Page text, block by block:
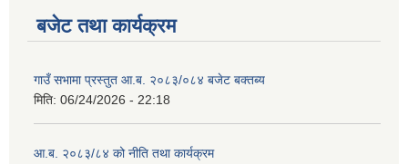
बजेट तथा कार्यक्रम
गाउँ सभामा प्रस्तुत आ.ब. २०८३/०८४ बजेट बक्तब्य
मिति: 06/24/2026 - 22:18
आ.ब. २०८३/८४ को नीति तथा कार्यक्रम